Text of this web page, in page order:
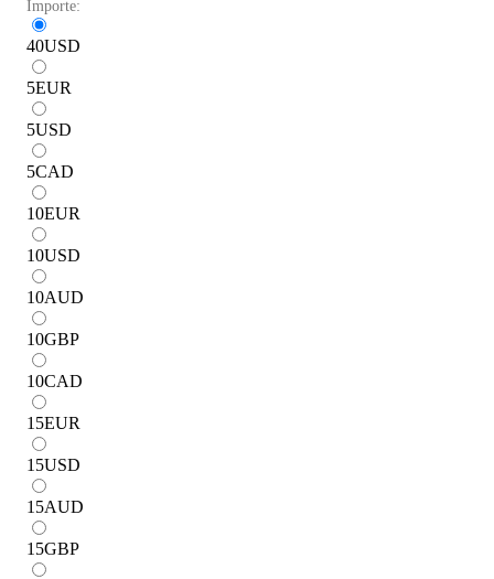
Importe:
40USD
5EUR
5USD
5CAD
10EUR
10USD
10AUD
10GBP
10CAD
15EUR
15USD
15AUD
15GBP